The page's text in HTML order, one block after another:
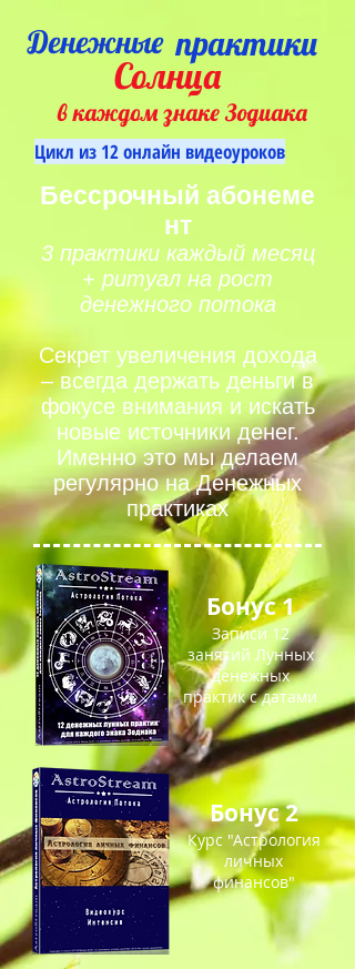
Солнца
практики
Денежные
в каждом знаке Зодиака
Цикл из 12 онлайн видеоуроков
Бессрочный абонеме
нт
3 практики каждый месяц
+ ритуал на рост
денежного потока
Секрет увеличения дохода
– всегда держать деньги в
фокусе внимания и искать
новые источники дeнег.
Именно это мы делаем
регулярно на Дeнежных
практиках
Бонус 1
Записи 12
занятий Лунных
денежных
практик с датами
Бонус 2
Курс "Астрология
личных
финансов"